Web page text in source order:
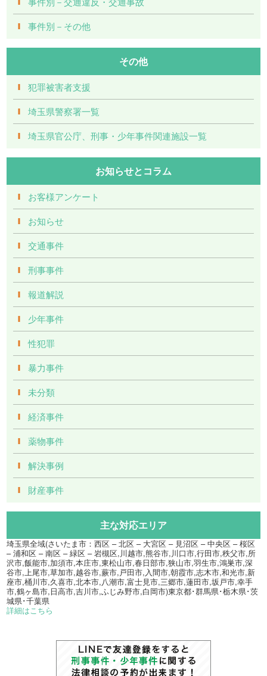
事件別－その他
その他
犯罪被害者支援
埼玉県警察署一覧
埼玉県官公庁、刑事・少年事件関連施設一覧
お知らせとコラム
お客様アンケート
お知らせ
交通事件
刑事事件
報道解説
少年事件
性犯罪
暴力事件
未分類
経済事件
薬物事件
解決事例
財産事件
主な対応エリア
埼玉県全域(さいたま市：西区 – 北区 – 大宮区 – 見沼区 – 中央区 – 桜区
– 浦和区 – 南区 – 緑区 – 岩槻区,川越市,熊谷市,川口市,行田市,秩父市,所
沢市,飯能市,加須市,本庄市,東松山市,春日部市,狭山市,羽生市,鴻巣市,深
谷市,上尾市,草加市,越谷市,蕨市,戸田市,入間市,朝霞市,志木市,和光市,新
座市,桶川市,久喜市,北本市,八潮市,富士見市,三郷市,蓮田市,坂戸市,幸手
市,鶴ヶ島市,日高市,吉川市,ふじみ野市,白岡市)東京都･群馬県･栃木県･茨
城県･千葉県
詳細はこちら